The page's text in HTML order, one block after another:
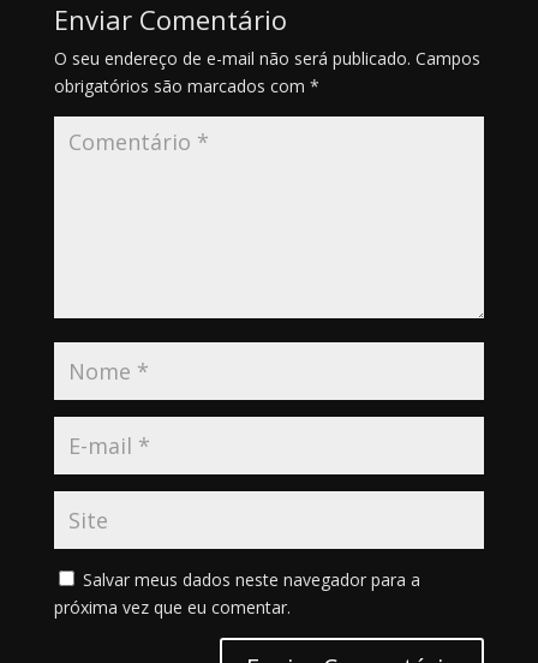
Enviar Comentário
O seu endereço de e-mail não será publicado. Campos
obrigatórios são marcados com *
Salvar meus dados neste navegador para a
próxima vez que eu comentar.